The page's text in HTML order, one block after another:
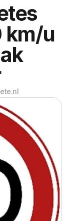
km/u